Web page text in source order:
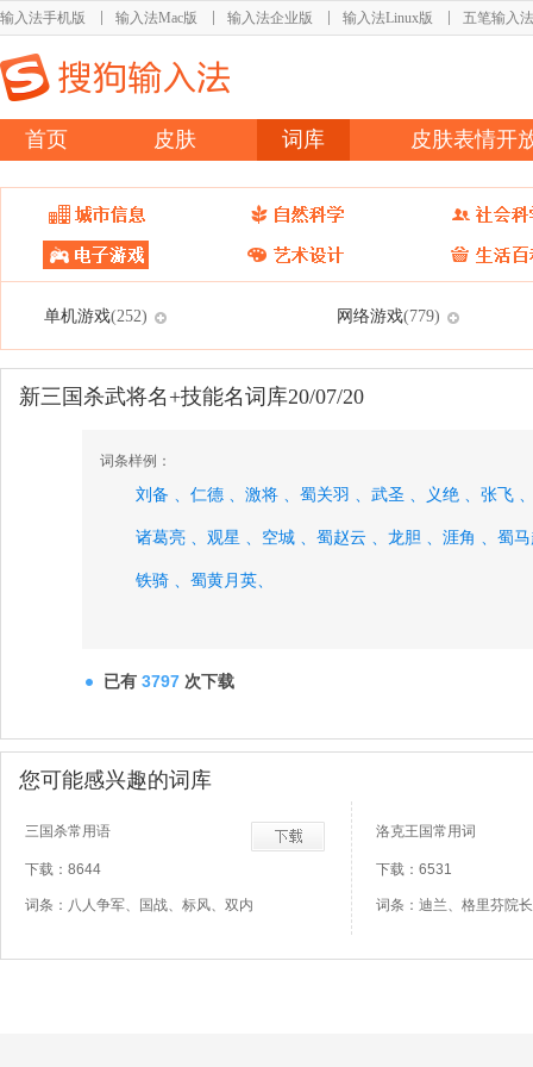
输入法手机版 输入法Mac版 输入法企业版 输入法Linux版 五笔输入法
首页 皮肤 词库 皮肤表情开
单机游戏(252) 网络游戏(779)
新三国杀武将名+技能名词库20/07/20
词条样例：
刘备 、 仁德 、 激将 、 蜀关羽 、 武圣 、 义绝 、 张飞
诸葛亮 、 观星 、 空城 、 蜀赵云 、 龙胆 、 涯角 、 蜀
铁骑 、 蜀黄月英、
已有 3797 次下载
您可能感兴趣的词库
三国杀常用语
下载：8644
词条：八人争军、国战、标风、双内
洛克王国常用词
下载：6531
词条：迪兰、格里芬院